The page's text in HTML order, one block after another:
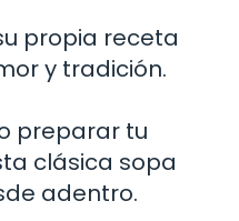
propia receta
y tradición.
preparar tu
clásica sopa
adentro.